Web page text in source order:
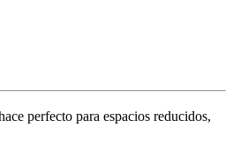
perfecto para espacios reducidos,